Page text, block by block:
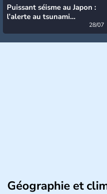
Puissant séisme au Japon :
l’alerte au tsunami
28/07
Géographie et